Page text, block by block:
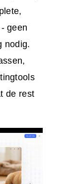
geen
nodig.
de rest